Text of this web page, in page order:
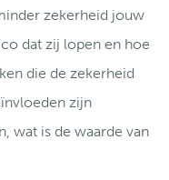
zekerheid jouw
dat zij lopen en hoe
die de zekerheid
zijn
wat is de waarde van